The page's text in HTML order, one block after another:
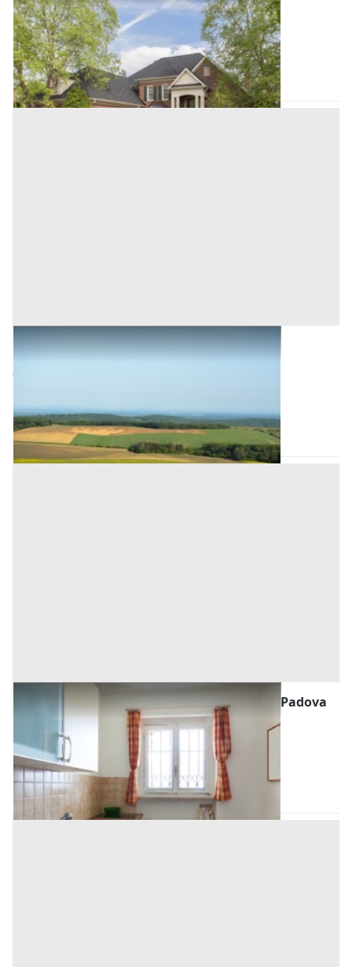
Stanghella (Padova)
Offerta minima
24.084,48 € 32.112,64 €
Codice asta:AJ7125747
Asta chiusa
Terreni all'asta a Padova
7.200 €
Codice asta:AJ7125746
Asta chiusa
Abitazione di Tipo Ultrapopolare all'asta a Padova
Stanghella (Padova)
Offerta minima
25.440 € 33.920 €
Codice asta:AJ769122
Asta chiusa